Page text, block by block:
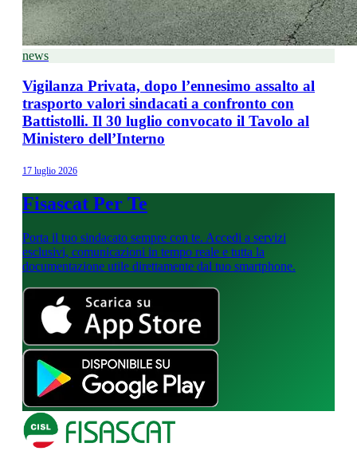
news
Vigilanza Privata, dopo l’ennesimo assalto al
trasporto valori sindacati a confronto con
Battistolli. Il 30 luglio convocato il Tavolo al
Ministero dell’Interno
17 luglio 2026
Fisascat Per Te
Porta il tuo sindacato sempre con te. Accedi a servizi
esclusivi, comunicazioni in tempo reale e tutta la
documentazione utile direttamente dal tuo smartphone.